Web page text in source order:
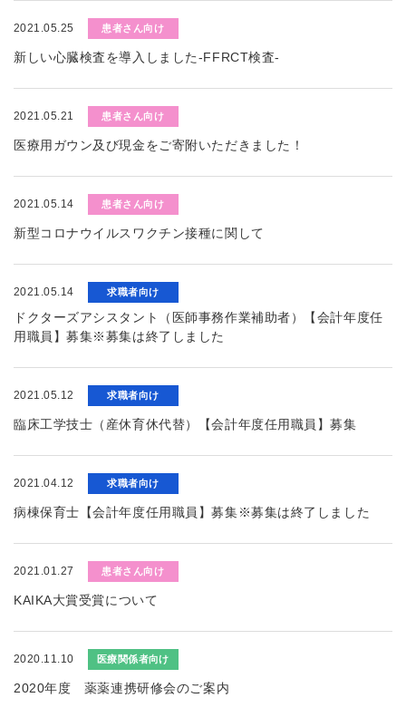
2021.05.25 患者さん向け
新しい心臓検査を導入しました-FFRCT検査-
2021.05.21 患者さん向け
医療用ガウン及び現金をご寄附いただきました！
2021.05.14 患者さん向け
新型コロナウイルスワクチン接種に関して
2021.05.14 求職者向け
ドクターズアシスタント（医師事務作業補助者）【会計年度任
用職員】募集※募集は終了しました
2021.05.12 求職者向け
臨床工学技士（産休育休代替）【会計年度任用職員】募集
2021.04.12 求職者向け
病棟保育士【会計年度任用職員】募集※募集は終了しました
2021.01.27 患者さん向け
KAIKA大賞受賞について
2020.11.10 医療関係者向け
2020年度 薬薬連携研修会のご案内